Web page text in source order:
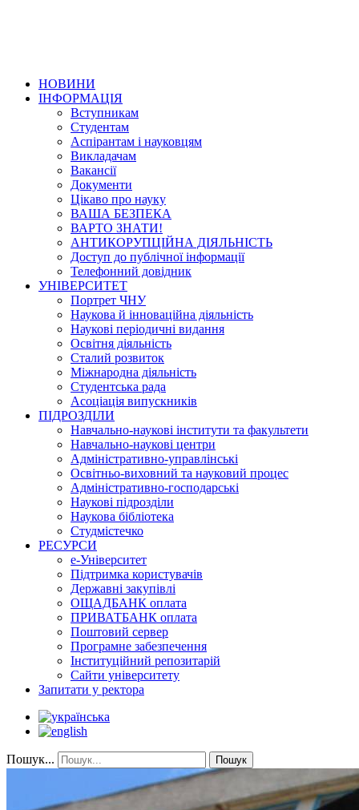
НОВИНИ
ІНФОРМАЦІЯ
Вступникам
Студентам
Аспірантам і науковцям
Викладачам
Вакансії
Документи
Цікаво про науку
ВАША БЕЗПЕКА
ВАРТО ЗНАТИ!
АНТИКОРУПЦІЙНА ДІЯЛЬНІСТЬ
Доступ до публічної інформації
Телефонний довідник
УНІВЕРСИТЕТ
Портрет ЧНУ
Наукова й інноваційна діяльність
Наукові періодичні видання
Освітня діяльність
Сталий розвиток
Міжнародна діяльність
Студентська рада
Асоціація випускників
ПІДРОЗДІЛИ
Навчально-наукові інститути та факультети
Навчально-наукові центри
Адміністративно-управлінські
Освітньо-виховний та науковий процес
Адміністративно-господарські
Наукові підрозділи
Наукова бібліотека
Студмістечко
РЕСУРСИ
е-Університет
Підтримка користувачів
Державні закупівлі
ОЩАДБАНК оплата
ПРИВАТБАНК оплата
Поштовий сервер
Програмне забезпечення
Інституційний репозитарій
Сайти університету
Запитати у ректора
Пошук... Пошук